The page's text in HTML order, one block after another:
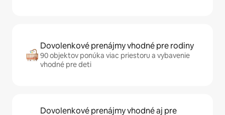
Dovolenkové prenájmy vhodné pre rodiny
90 objektov ponúka viac priestoru a vybavenie
vhodné pre deti
Dovolenkové prenájmy vhodné aj pre